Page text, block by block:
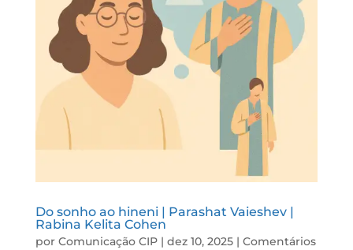
Do sonho ao hineni | Parashat Vaieshev |
Rabina Kelita Cohen
por Comunicação CIP| dez 10, 2025| Comentários